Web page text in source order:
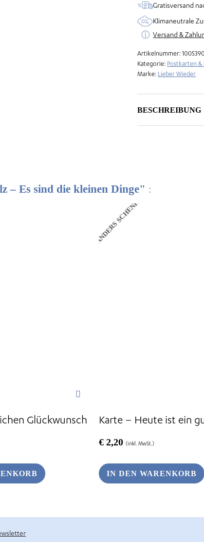
Es
sind
die
kleinen
Dinge
Menge
Gratisversand
Klimaneutrale
Versand &
Artikelnummer:
Kategorie: Postkarten &
Marke: Lieber Wieder
BESCHREIBUNG
– Es sind die kleinen Dinge" :
Glückwunsch
ANDERS SCHENKEN
Karte – Heute ist ein
€ 2,20 (inkl. MwSt.)
IN DEN WARENKORB